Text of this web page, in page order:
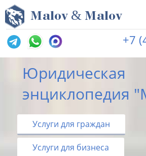
Malov & Malov
+7
Юридическая
энциклопедия
Услуги для граждан
Услуги для бизнеса